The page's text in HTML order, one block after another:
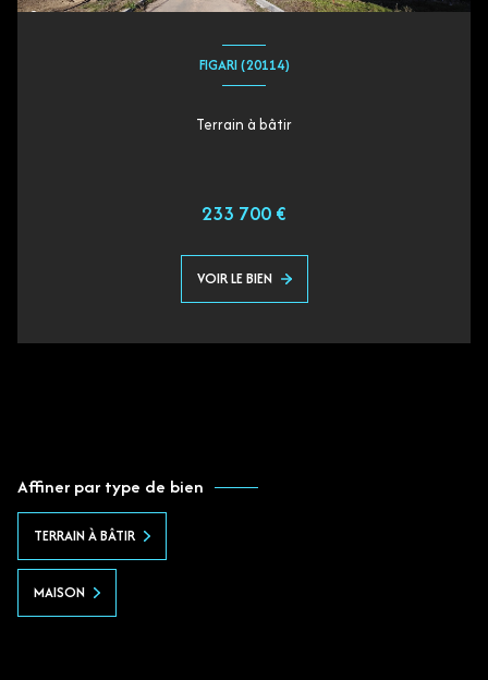
FIGARI (20114)
Terrain à bâtir
233 700 €
VOIR LE BIEN
Affiner par type de bien
TERRAIN À BÂTIR
MAISON